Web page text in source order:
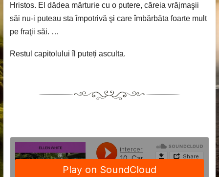
Hristos. El dădea mărturie cu o putere, căreia vrăjmaşii
săi nu-i puteau sta împotrivă şi care îmbărbăta foarte mult
pe fraţii săi. …
Restul capitolului îl puteți asculta.